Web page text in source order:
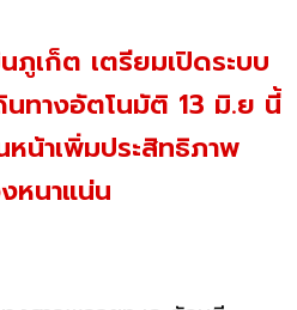
ภูเก็ต เตรียมเปิดระบบ
ทางอัตโนมัติ 13 มิ.ย นี้
น้าเพิ่มประสิทธิภาพ
หนาแน่น